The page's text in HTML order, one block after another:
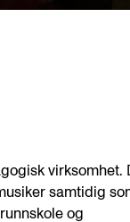
virksomhet.
samtidig
og